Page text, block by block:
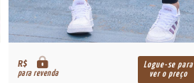
R$
para revenda
Logue-se para
ver o preço